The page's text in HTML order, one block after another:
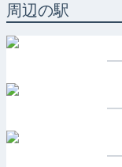
周辺の駅